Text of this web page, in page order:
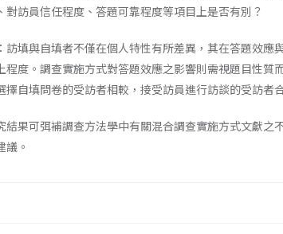
對訪員信任程度、答題可靠程度等項目上是否有別？
訪填與自填者不僅在個人特性有所差異，其在答題效
程度。調查實施方式對答題效應之影響則需視題目性
擇自填問卷的受訪者相較，接受訪員進行訪談的受訪者
結果可弭補調查方法學中有關混合調查實施方式文獻
議。